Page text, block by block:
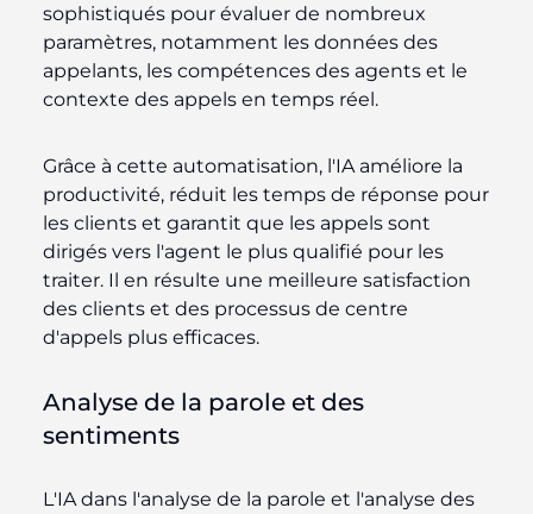
sophistiqués pour évaluer de nombreux
paramètres, notamment les données des
appelants, les compétences des agents et le
contexte des appels en temps réel.
Grâce à cette automatisation, l'IA améliore la
productivité, réduit les temps de réponse pour
les clients et garantit que les appels sont
dirigés vers l'agent le plus qualifié pour les
traiter. Il en résulte une meilleure satisfaction
des clients et des processus de centre
d'appels plus efficaces.
Analyse de la parole et des
sentiments
L'IA dans l'analyse de la parole et l'analyse des